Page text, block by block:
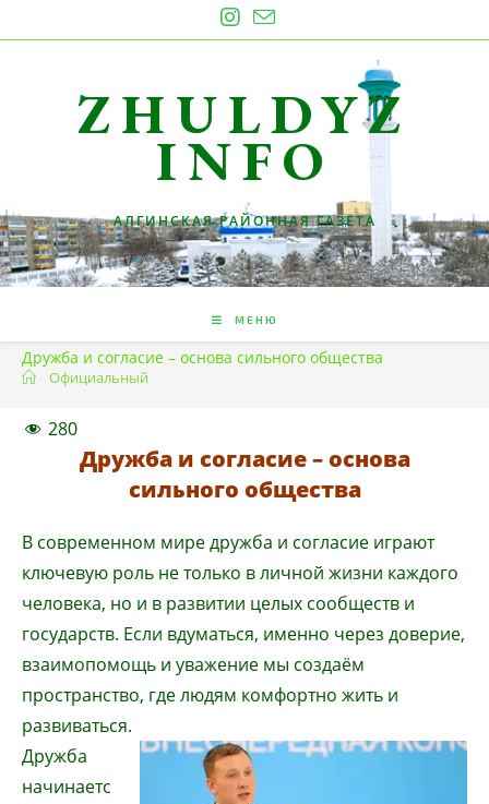
к
ZHULDYZ
INFO
АЛГИНСКАЯ РАЙОННАЯ ГАЗЕТА
МЕНЮ
Дружба и согласие – основа сильного общества
Официальный
280
Дружба и согласие – основа
сильного общества
В современном мире дружба и согласие играют
ключевую роль не только в личной жизни каждого
человека, но и в развитии целых сообществ и
государств. Если вдуматься, именно через доверие,
взаимопомощь и уважение мы создаём
пространство, где людям комфортно жить и
развиваться.
Дружба
начинаетс